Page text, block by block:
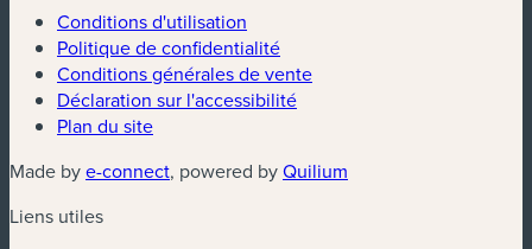
Conditions d'utilisation
Politique de confidentialité
Conditions générales de vente
Déclaration sur l'accessibilité
Plan du site
Made bye-connect(nouvelle fenêtre)
, powered byQuilium
Liens utiles